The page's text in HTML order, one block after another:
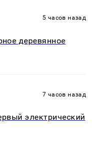
5 часов назад
деревянное
7 часов назад
электрический